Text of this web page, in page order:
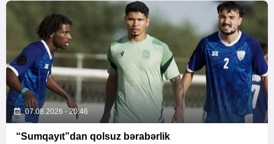
07.08.2026 - 20:46
“Sumqayıt”dan qolsuz bərabərlik